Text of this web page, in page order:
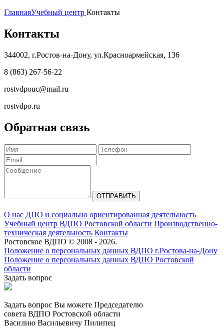
ГлавнаяУчебный центр Контакты
Контакты
344002, г.Ростов-на-Дону, ул.Красноармейская, 136
8 (863) 267-56-22
rostvdpouc@mail.ru
rostvdpo.ru
Обратная связь
О нас ДПО и социально ориентированная деятельность
Учебный центр ВДПО Ростовской области Производственно-
техническая деятельность Контакты
Ростовское ВДПО © 2008 - 2026.
Положение о персональных данных ВДПО г.Ростова-на-Дону
Положение о персональных данных ВДПО Ростовской
области
Задать вопрос
Задать вопрос Вы можете Председателю
совета ВДПО Ростовской области
Василию Васильевичу Пилипец